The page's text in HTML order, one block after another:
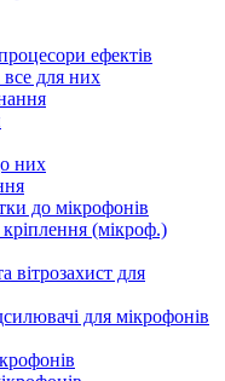
ефектів
для них
них
до мікрофонів
(мікроф.)
вітрозахист для
для мікрофонів